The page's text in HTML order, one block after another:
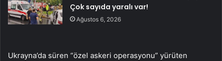
Çok sayıda yaralı var!
Ağustos 6, 2026
Ukrayna’da süren “özel askeri operasyonu” yürüten